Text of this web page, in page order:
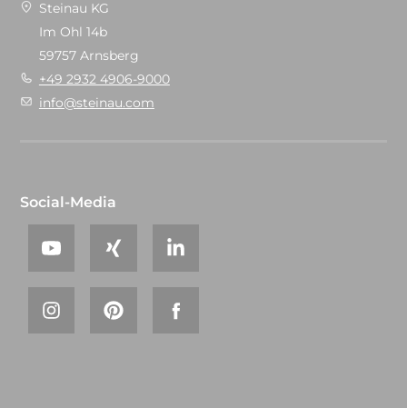
Steinau KG
Im Ohl 14b
59757 Arnsberg
+49 2932 4906-9000
info@steinau.com
Social-Media